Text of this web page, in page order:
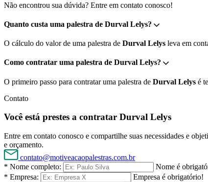
Não encontrou sua dúvida? Entre em contato conosco!
Quanto custa uma palestra de Durval Lelys?
O cálculo do valor de uma palestra de Durval Lelys leva em
Como contratar uma palestra de Durval Lelys?
O primeiro passo para contratar uma palestra de Durval Lelys é
Contato
Você está prestes a contratar Durval Lelys
Entre em contato conosco e compartilhe suas necessidades e
e orçamento.
contato@motiveacaopalestras.com.br
* Nome completo:
Nome é
* Empresa:
Empresa é obrigatório!